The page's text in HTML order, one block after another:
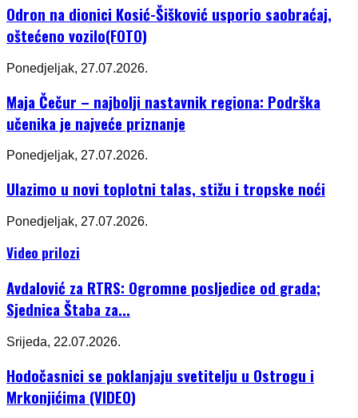
Odron na dionici Kosić-Šišković usporio saobraćaj,
oštećeno vozilo(FOTO)
Ponedjeljak, 27.07.2026.
Maja Čečur – najbolji nastavnik regiona: Podrška
učenika je najveće priznanje
Ponedjeljak, 27.07.2026.
Ulazimo u novi toplotni talas, stižu i tropske noći
Ponedjeljak, 27.07.2026.
Video prilozi
Avdalović za RTRS: Ogromne posljedice od grada;
Sjednica Štaba za...
Srijeda, 22.07.2026.
Hodočasnici se poklanjaju svetitelju u Ostrogu i
Mrkonjićima (VIDEO)